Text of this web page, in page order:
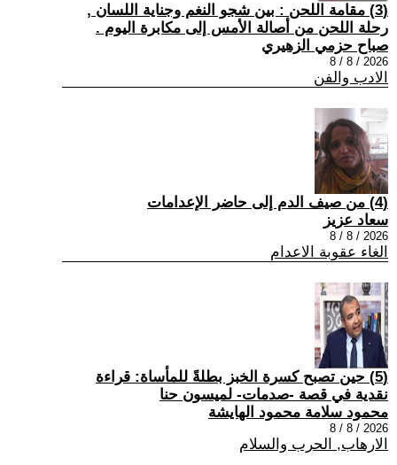
(3) مقامة اللحن : بين شجو النغم وجناية اللسان ,
رحلة اللحن من أصالة الأمس إلى مكابرة اليوم .
صباح حزمي الزهيري
2026 / 8 / 8
الادب والفن
(4) من صيف الدم إلى حاضر الإعدامات
سعاد عزيز
2026 / 8 / 8
الغاء عقوبة الاعدام
(5) حين تصبح كسرة الخبز بطلةً للمأساة: قراءة
نقدية في قصة -صدمات- لميسون حنا
محمود سلامة محمود الهايشة
2026 / 8 / 8
الارهاب, الحرب والسلام